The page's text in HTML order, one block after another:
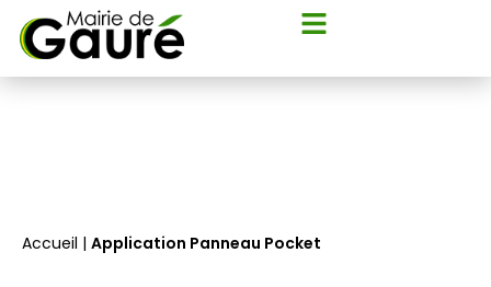
Aller
au
contenu
Accueil | Application Panneau Pocket